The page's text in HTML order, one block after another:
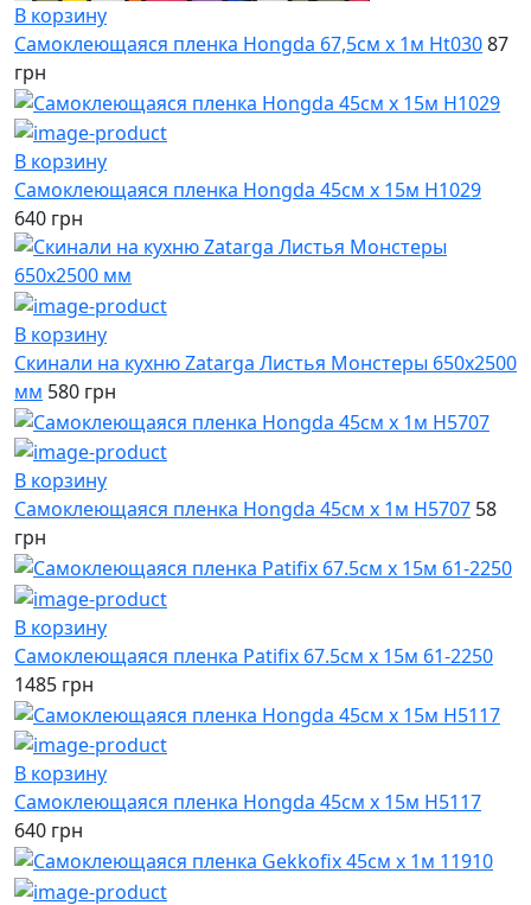
В корзину
Самоклеющаяся пленка Hongda 67,5см х 1м Ht03087
грн
В корзину
Самоклеющаяся пленка Hongda 45см х 15м H1029
640 грн
В корзину
Скинали на кухню Zatarga Листья Монстеры 650х2500
мм 580 грн
В корзину
Самоклеющаяся пленка Hongda 45см х 1м H5707 58
грн
В корзину
Самоклеющаяся пленка Patifix 67.5см х 15м 61-2250
1485 грн
В корзину
Самоклеющаяся пленка Hongda 45см х 15м H5117
640 грн